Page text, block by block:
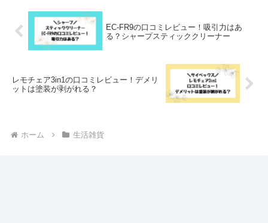
EC-FR9の口コミレビュー！吸引力はあ
る？シャープスティッククリーナー
レモチェア3in1の口コミレビュー！デメリ
ットは塗装が剥がれる？
ホーム 生活雑貨